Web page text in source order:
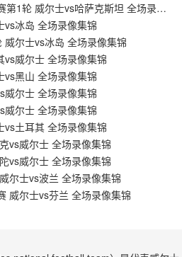
03月23日 世预赛欧洲区小组赛第1轮 威尔士vs哈萨克斯坦 全场录像集锦
vs冰岛 全场录像集锦
尔士vs冰岛 全场录像集锦
威尔士 全场录像集锦
vs黑山 全场录像集锦
威尔士 全场录像集锦
尔士 全场录像集锦
土耳其 全场录像集锦
vs威尔士 全场录像集锦
vs威尔士 全场录像集锦
尔士vs波兰 全场录像集锦
威尔士vs芬兰 全场录像集锦